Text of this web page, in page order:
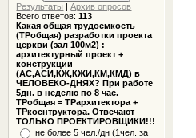
Результаты |Архив опросов
Всего ответов:113
Какая общая трудоемкость
(ТРобщая) разработки проекта
церкви (зал 100м2) :
архитектурный проект +
конструкции
(АС,АСИ,КЖ,КЖИ,КМ,КМД) в
ЧЕЛОВЕКО-ДНЯХ? При работе
5дн. в неделю по 8 час.
ТРобщая = ТРархитектора +
ТРкоснтруктора. Отвечают
ТОЛЬКО ПРОЕКТИРОВЩИКИ!!!
не более 5 чел./дн (1чел. за